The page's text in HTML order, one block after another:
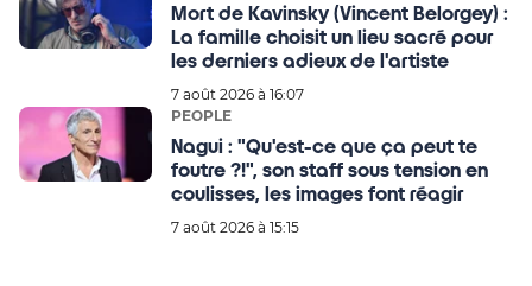
Mort de Kavinsky (Vincent Belorgey) :
La famille choisit un lieu sacré pour
les derniers adieux de l'artiste
7 août 2026 à 16:07
PEOPLE
Nagui : "Qu'est-ce que ça peut te
foutre ?!", son staff sous tension en
coulisses, les images font réagir
7 août 2026 à 15:15